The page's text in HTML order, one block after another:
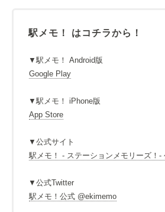
駅メモ！ はコチラから！
▼駅メモ！ Android版
Google Play
▼駅メモ！ iPhone版
App Store
▼公式サイト
駅メモ！ - ステーションメモリーズ！-
▼公式Twitter
駅メモ！公式 @ekimemo